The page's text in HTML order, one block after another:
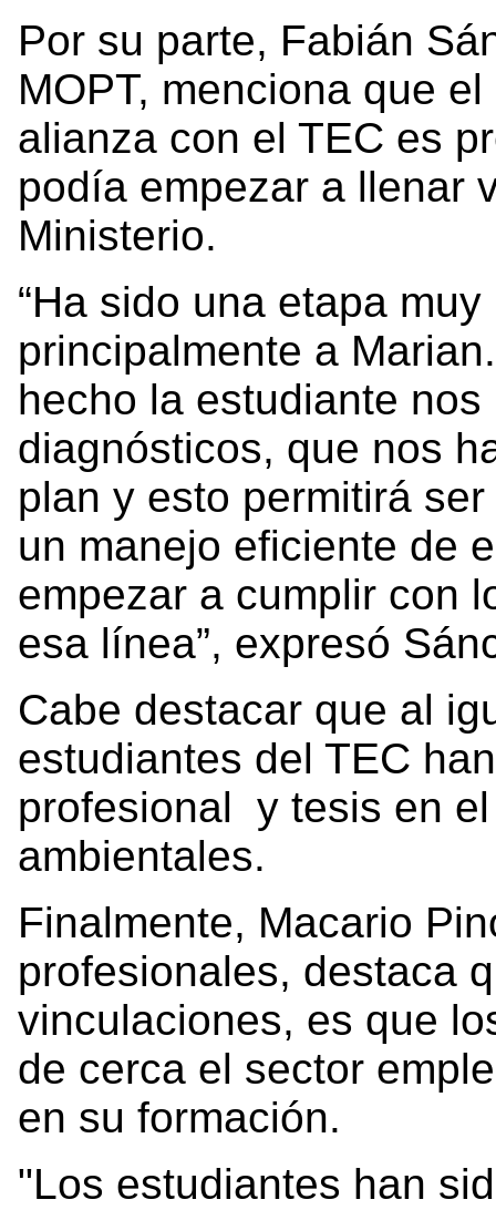
Por su parte, Fabián
MOPT, menciona que
alianza con el TEC es
podía empezar a llenar
Ministerio.
“Ha sido una etapa
principalmente a
hecho la estudiante
diagnósticos, que nos
plan y esto permitirá
un manejo eficiente de
empezar a cumplir con
esa línea”, expresó
Cabe destacar que al
estudiantes del TEC
profesional y tesis en
ambientales.
Finalmente, Macario
profesionales, destaca
vinculaciones, es que
de cerca el sector
en su formación.
"Los estudiantes han